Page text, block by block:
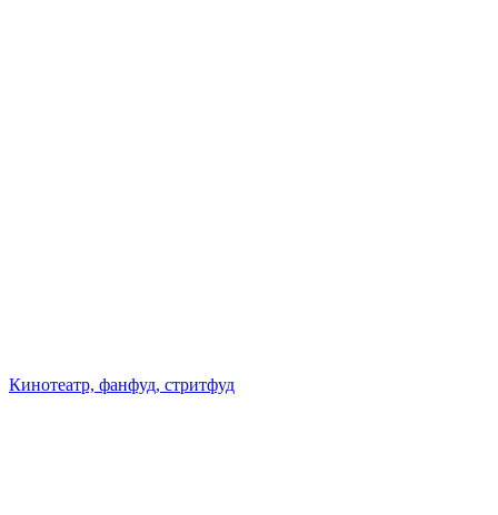
Кинотеатр, фанфуд, стритфуд